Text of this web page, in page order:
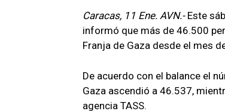
Caracas, 11 Ene. AVN.- Este
informó que más de 46.500
Franja de Gaza desde el mes
De acuerdo con el balance el
Gaza ascendió a 46.537,
agencia TASS.